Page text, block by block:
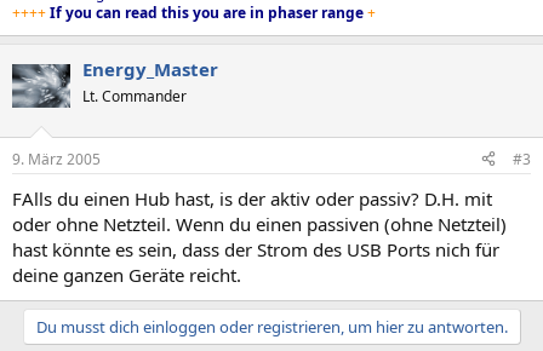
++++If you can read this you are in phaser range+
Energy_Master
Lt. Commander
9. März 2005 #3
FAlls du einen Hub hast, is der aktiv oder passiv? D.H. mit
oder ohne Netzteil. Wenn du einen passiven (ohne Netzteil)
hast könnte es sein, dass der Strom des USB Ports nich für
deine ganzen Geräte reicht.
Du musst dich einloggen oder registrieren, um hier zu antworten.